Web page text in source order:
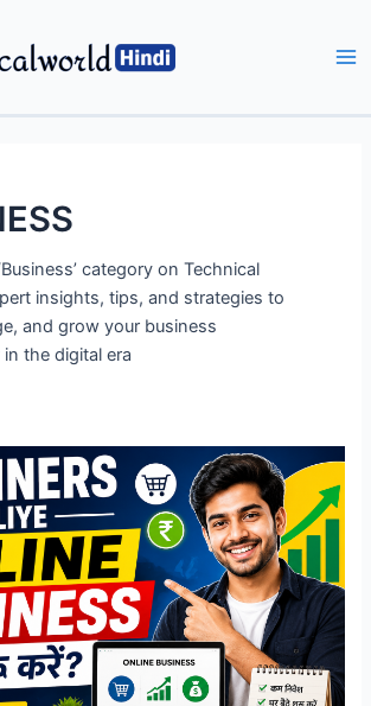
category on Technical
insights, tips, and strategies to
and grow your business
the digital era